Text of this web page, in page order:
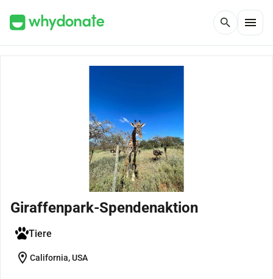
search menu
Giraffenpark-Spendenaktion
Tiere
location_on California, USA